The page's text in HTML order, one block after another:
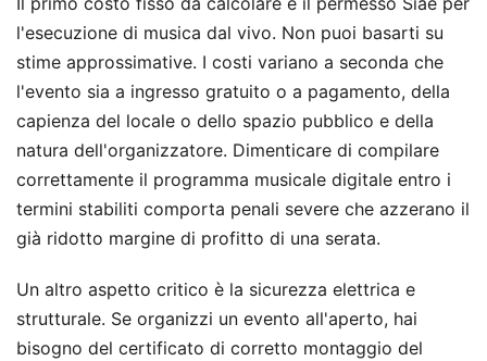
l'esecuzione di musica dal vivo. Non puoi basarti su
stime approssimative. I costi variano a seconda che
l'evento sia a ingresso gratuito o a pagamento, della
capienza del locale o dello spazio pubblico e della
natura dell'organizzatore. Dimenticare di compilare
correttamente il programma musicale digitale entro i
termini stabiliti comporta penali severe che azzerano il
già ridotto margine di profitto di una serata.
Un altro aspetto critico è la sicurezza elettrica e
strutturale. Se organizzi un evento all'aperto, hai
bisogno del certificato di corretto montaggio del